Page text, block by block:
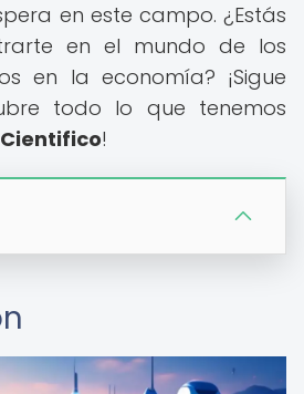
en este campo. ¿Estás
en el mundo de los
en la economía? ¡Sigue
todo lo que tenemos
!